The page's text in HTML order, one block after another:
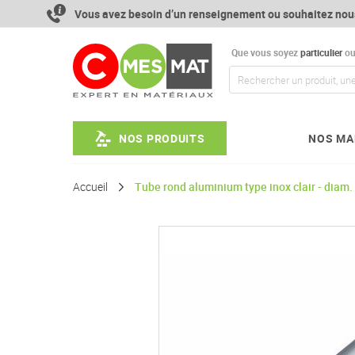
contenu
Vous avez besoin d’un renseignement ou souhaitez
Que vous soyezparticulierou
NOS PRODUITS NOS
Accueil Tube rond aluminium type inox clair -